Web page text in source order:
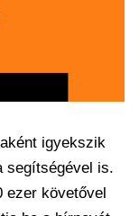
igyekszik
segítségével is.
ezer követővel